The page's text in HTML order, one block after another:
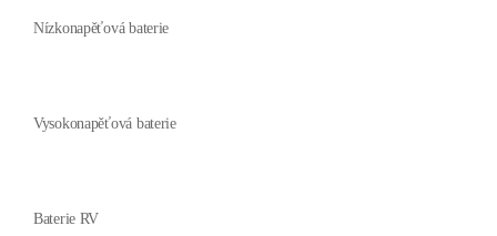
Nízkonapěťová baterie
Vysokonapěťová baterie
Baterie RV